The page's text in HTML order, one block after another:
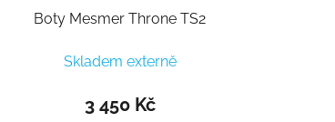
Boty Mesmer Throne TS2
Skladem externě
3 450 Kč